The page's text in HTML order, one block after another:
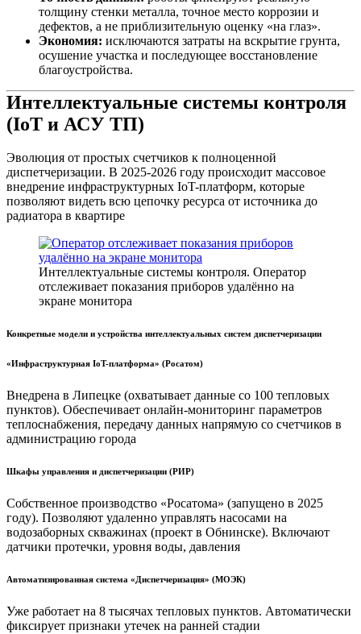
толщину стенки металла, точное место коррозии и
дефектов, а не приблизительную оценку «на глаз».
Экономия: исключаются затраты на вскрытие грунта,
осушение участка и последующее восстановление
благоустройства.
Интеллектуальные системы контроля
(IoT и АСУ ТП)
Эволюция от простых счетчиков к полноценной
диспетчеризации. В 2025-2026 году происходит массовое
внедрение инфраструктурных IoT-платформ, которые
позволяют видеть всю цепочку ресурса от источника до
радиатора в квартире
Интеллектуальные системы контроля. Оператор
отслеживает показания приборов удалённо на
экране монитора
Конкретные модели и устройства интеллектуальных систем диспетчеризации
«Инфраструктурная IoT-платформа» (Росатом)
Внедрена в Липецке (охватывает данные со 100 тепловых
пунктов). Обеспечивает онлайн-мониторинг параметров
теплоснабжения, передачу данных напрямую со счетчиков в
администрацию города
Шкафы управления и диспетчеризации (РИР)
Собственное производство «Росатома» (запущено в 2025
году). Позволяют удаленно управлять насосами на
водозаборных скважинах (проект в Обнинске). Включают
датчики протечки, уровня воды, давления
Автоматизированная система «Диспетчеризация» (МОЭК)
Уже работает на 8 тысячах тепловых пунктов. Автоматически
фиксирует признаки утечек на ранней стадии